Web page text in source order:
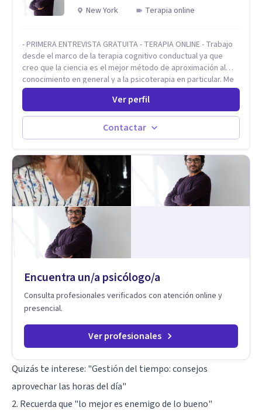
New York
Terapia online
- PRIMERA ENTREVISTA GRATUITA - TERAPIA ONLINE - Trabajo
desde el marco de la terapia cognitivo conductual ya que
creo que la ciencia es el mejor método de aproximación al
conocimiento en general y a la psicoterapia en particular. Me
interesan los procesos de cambio conductual por los que una
persona pueda alcanzar sus objetivos, transitando,
aceptando y modificando sus patrones cognitivos y
emocionales. Abordo patologías específicas como trastornos
de ansiedad y del ánimo, y también crisis vitales y procesos
Ver perfil
Contactar
Encuentra un/a psicólogo/a
Consulta profesionales verificados con atención online y
presencial.
Ver profesionales
Quizás te interese: "Gestión del tiempo: consejos
aprovechar las horas del día"
2. Recuerda que "lo mejor es enemigo de lo bueno"